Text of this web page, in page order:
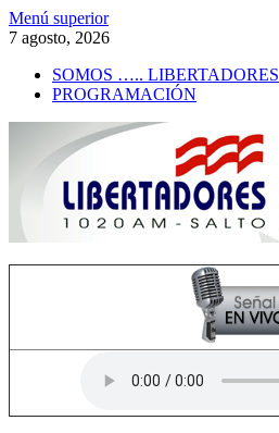
Saltar
al
Menú superior
7 agosto, 2026
SOMOS ….. LIBERTADORES
PROGRAMACIÓN